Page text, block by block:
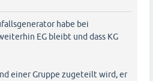
habe bei
EG bleibt und dass KG
einer Gruppe zugeteilt wird, er